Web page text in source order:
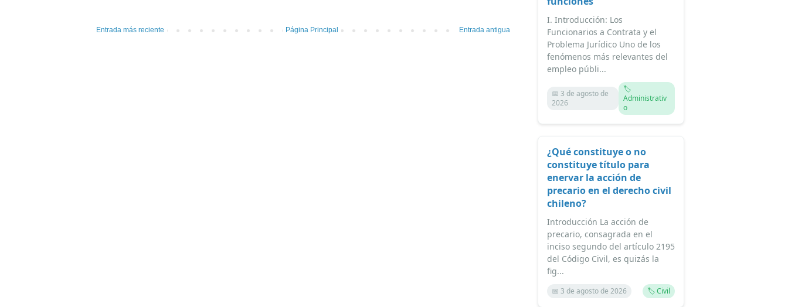
Entrada más reciente Entrada antigua
Página Principal
I. Introducción: Los
Funcionarios a Contrata y el
Problema Jurídico Uno de los
fenómenos más relevantes del
empleo públi...
📅 3 de agosto de
2026
🏷️
Administrativ
o
¿Qué constituye o no
constituye título para
enervar la acción de
precario en el derecho civil
chileno?
Introducción La acción de
precario, consagrada en el
inciso segundo del artículo 2195
del Código Civil, es quizás la
fig...
📅 3 de agosto de 2026 🏷️ Civil